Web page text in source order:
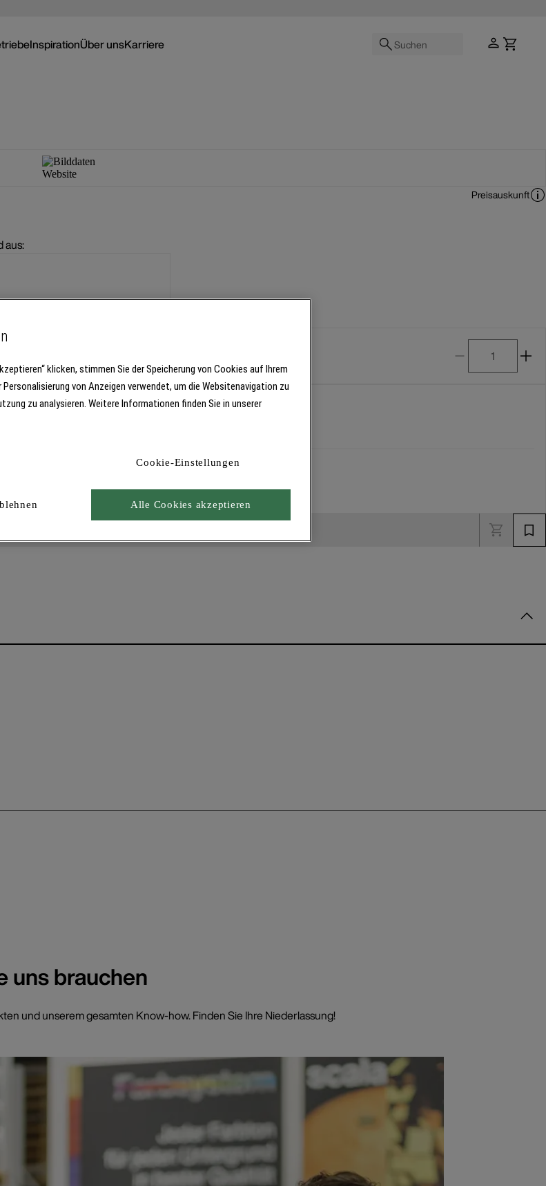
Suchen
InspirationÜber unsKarriere
Preisauskunft
aus:
uns brauchen
und unserem gesamten Know-how. Finden Sie Ihre Niederlassung!
klicken, stimmen Sie der Speicherung von Cookies auf Ihrem
von Anzeigen verwendet, um die Websitenavigation zu
zu analysieren. Weitere Informationen finden Sie in unserer
Cookie-Einstellungen
Alle Cookies akzeptieren